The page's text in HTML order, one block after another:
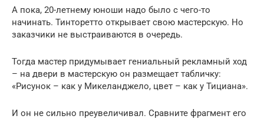
А пока, 20-летнему юноши надо было с чего-то
начинать. Тинторетто открывает свою мастерскую. Но
заказчики не выстраиваются в очередь.
Тогда мастер придумывает гениальный рекламный ход
– на двери в мастерскую он размещает табличку:
«Рисунок – как у Микеланджело, цвет – как у Тициана».
И он не сильно преувеличивал. Сравните фрагмент его